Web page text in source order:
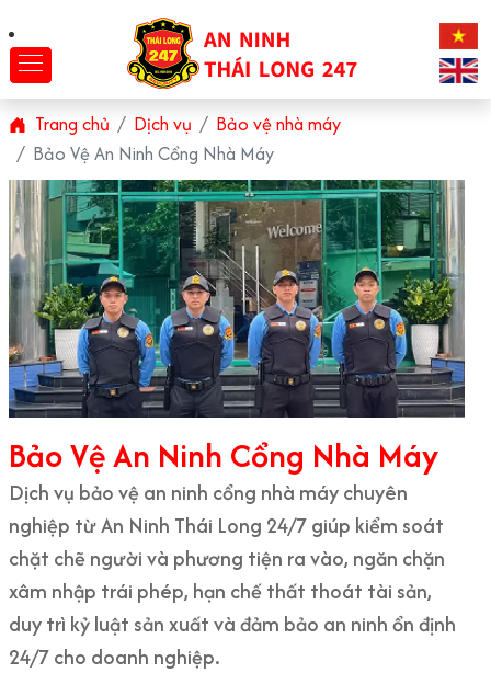
Trang chủ Dịch vụ
Bảo vệ nhà máy
Bảo Vệ An Ninh Cổng Nhà Máy
Bảo Vệ An Ninh Cổng Nhà Máy
Dịch vụ bảo vệ an ninh cổng nhà máy chuyên
nghiệp từ An Ninh Thái Long 24/7 giúp kiểm soát
chặt chẽ người và phương tiện ra vào, ngăn chặn
xâm nhập trái phép, hạn chế thất thoát tài sản,
duy trì kỷ luật sản xuất và đảm bảo an ninh ổn định
24/7 cho doanh nghiệp.